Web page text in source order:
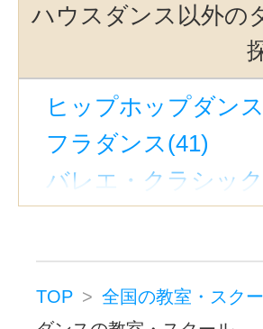
ハウスダンス以外の
ヒップホップダン
フラダンス(41)
バレエ・クラシッ
サルサ(6)
タンゴ
ポールダンス(2)
TOP 全国の教室・スク